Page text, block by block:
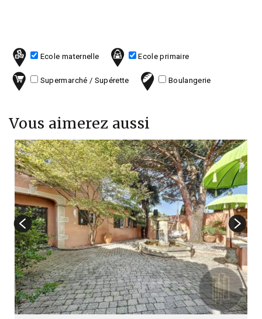
Ecole maternelle Ecole primaire
Supermarché / Supérette Boulangerie
Vous aimerez aussi